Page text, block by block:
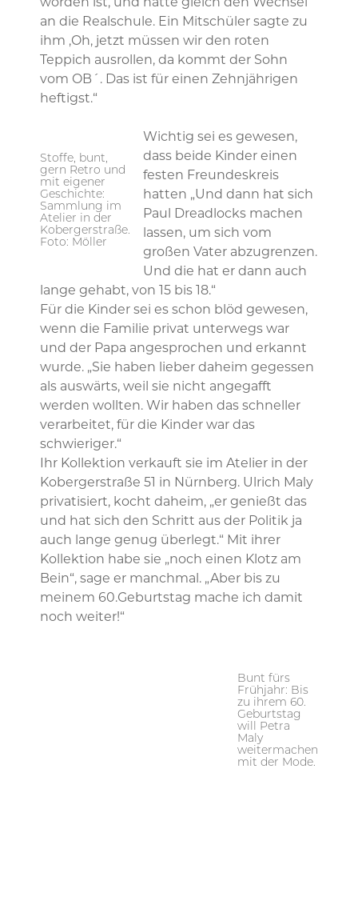
worden ist, und hatte gleich den Wechsel
an die Realschule. Ein Mitschüler sagte zu
ihm ,Oh, jetzt müssen wir den roten
Teppich ausrollen, da kommt der Sohn
vom OB´. Das ist für einen Zehnjährigen
heftigst.“
Stoffe, bunt,
gern Retro und
mit eigener
Geschichte:
Sammlung im
Atelier in der
Kobergerstraße.
Foto: Möller
Wichtig sei es gewesen,
dass beide Kinder einen
festen Freundeskreis
hatten „Und dann hat sich
Paul Dreadlocks machen
lassen, um sich vom
großen Vater abzugrenzen.
Und die hat er dann auch
lange gehabt, von 15 bis 18.“
Für die Kinder sei es schon blöd gewesen,
wenn die Familie privat unterwegs war
und der Papa angesprochen und erkannt
wurde. „Sie haben lieber daheim gegessen
als auswärts, weil sie nicht angegafft
werden wollten. Wir haben das schneller
verarbeitet, für die Kinder war das
schwieriger.“
Ihr Kollektion verkauft sie im Atelier in der
Kobergerstraße 51 in Nürnberg. Ulrich Maly
privatisiert, kocht daheim, „er genießt das
und hat sich den Schritt aus der Politik ja
auch lange genug überlegt.“ Mit ihrer
Kollektion habe sie „noch einen Klotz am
Bein“, sage er manchmal. „Aber bis zu
meinem 60.Geburtstag mache ich damit
noch weiter!“
Bunt fürs
Frühjahr: Bis
zu ihrem 60.
Geburtstag
will Petra
Maly
weitermachen
mit der Mode.